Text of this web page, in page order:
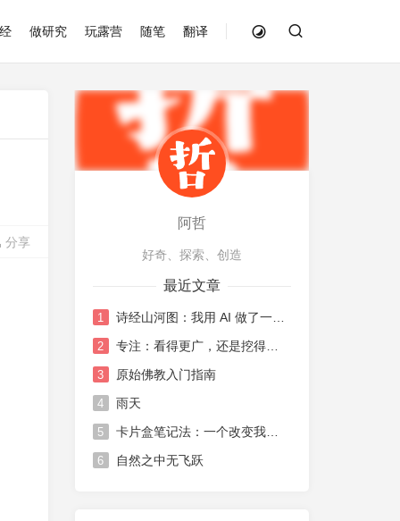
做研究 玩露营 随笔 翻译
分享
阿哲
好奇、探索、创造
最近文章
1 诗经山河图：我用 AI 做了一张《诗经》地图
2 专注：看得更广，还是挖得更深？
3 原始佛教入门指南
4 雨天
5 卡片盒笔记法：一个改变我思维方式的笔记系统
6 自然之中无飞跃